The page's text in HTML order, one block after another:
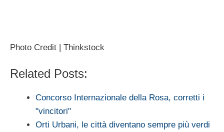
Photo Credit | Thinkstock
Related Posts:
Concorso Internazionale della Rosa, corretti i
"vincitori"
Orti Urbani, le città diventano sempre più verdi